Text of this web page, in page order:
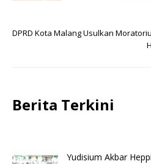
DPRD Kota Malang Usulkan
Berita Terkini
Yudisium Akbar